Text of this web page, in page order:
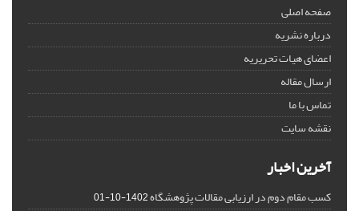
صفحه اصلی
درباره نشریه
اعضای هیات تحریریه
ارسال مقاله
تماس با ما
نقشه سایت
آخرین اخبار
کسب مقام دوم در ارزیابی مقالات پژوهشگاه1402-10-01